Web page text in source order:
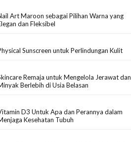
Art Maroon sebagai Pilihan Warna yang
dan Fleksibel
Sunscreen untuk Perlindungan Kulit
Remaja untuk Mengelola Jerawat dan
Berlebih di Usia Belasan
D3 Untuk Apa dan Perannya dalam
Kesehatan Tubuh